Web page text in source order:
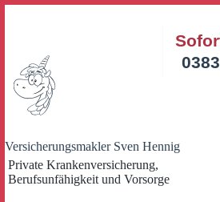
Versicherungsmakler Sven Hennig
Private Krankenversicherung,
Berufsunfähigkeit und Vorsorge